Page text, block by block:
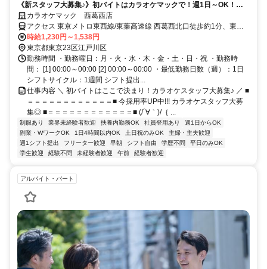
《新スタッフ大募集♪》初バイトはカラオケマックで！週1日～OK！嬉
しい福利厚生が充実◎楽しく稼ごう！
カラオケマック 西葛西店
アクセス 東京メトロ東西線/東葉高速線 西葛西北口徒歩約1分、東京
メトロ東西線/ＪＲ中央本線 葛西西口徒歩約17分、都営新宿線 船堀南
口徒歩約33分
時給1,230円～1,538円
東京都東京23区江戸川区
勤務時間 ・勤務曜日：月・火・水・木・金・土・日・祝 ・勤務時
間： [1] 00:00～00:00 [2] 00:00～00:00 ・最低勤務日数（週）：1日
シフトサイクル：1週間 シフト提出...
仕事内容 ＼ 初バイトはここで決まり！カラオケスタッフ大募集♪ ／ ■
＝＝＝＝＝＝＝＝＝＝＝＝■ 今採用率UP中!!! カラオケスタッフ大募
集◎ ■＝＝＝＝＝＝＝＝＝＝＝＝■ (/´∀｀)/｛ ...
制服あり 業界未経験者歓迎 扶養内勤務OK 社員登用あり
週1日からOK
副業・WワークOK
1日4時間以内OK 土日祝のみOK
主婦・主夫歓迎
週1シフト提出
フリーター歓迎 早朝 シフト自由 学歴不問
平日のみOK
学生歓迎
経験不問 未経験者歓迎 午前 経験者歓迎
アルバイト・パート